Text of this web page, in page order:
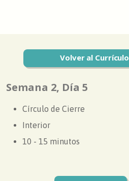
Volver al Currículo
Semana 2, Día 5
Círculo de Cierre
Interior
10 - 15 minutos